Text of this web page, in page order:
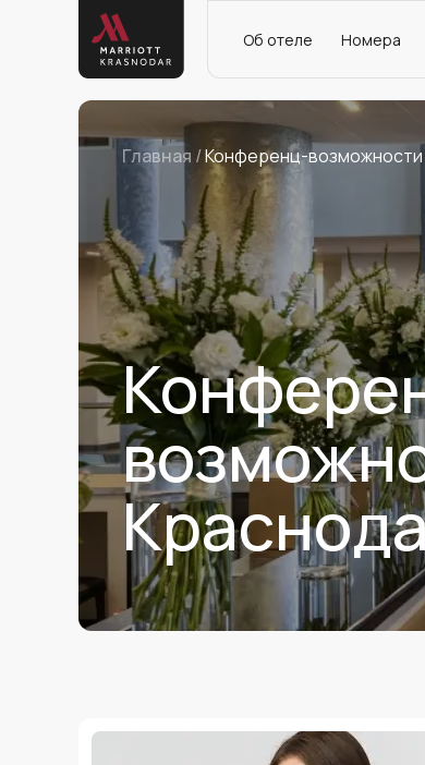
Об отеле Номера
Главная /Конференц-